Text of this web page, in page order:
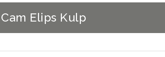
Cam Elips Kulp